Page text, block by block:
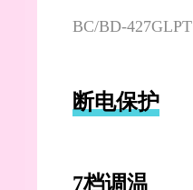
BC/BD-427GLPT
断电保护
7档调温